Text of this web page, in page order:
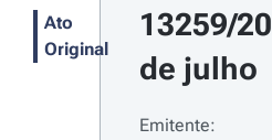
Ato
Original
13259/
de julho
Emitente: